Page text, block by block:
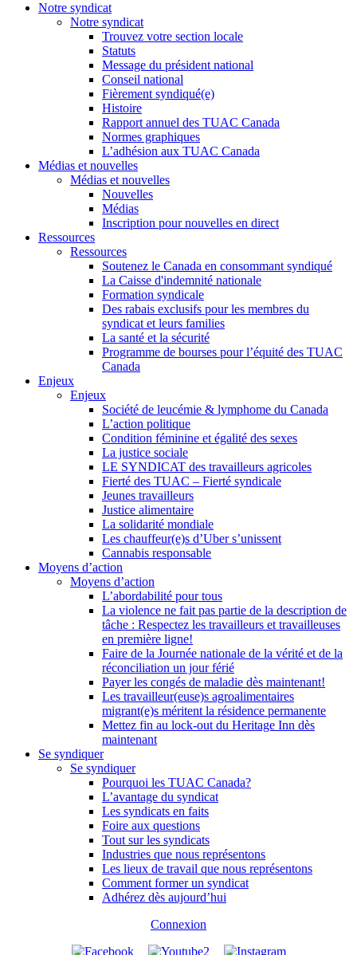
Notre syndicat
Notre syndicat
Trouvez votre section locale
Statuts
Message du président national
Conseil national
Fièrement syndiqué(e)
Histoire
Rapport annuel des TUAC Canada
Normes graphiques
L’adhésion aux TUAC Canada
Médias et nouvelles
Médias et nouvelles
Nouvelles
Médias
Inscription pour nouvelles en direct
Ressources
Ressources
Soutenez le Canada en consommant syndiqué
La Caisse d'indemnité nationale
Formation syndicale
Des rabais exclusifs pour les membres du
syndicat et leurs families
La santé et la sécurité
Programme de bourses pour l’équité des TUAC
Canada
Enjeux
Enjeux
Société de leucémie & lymphome du Canada
L’action politique
Condition féminine et égalité des sexes
La justice sociale
LE SYNDICAT des travailleurs agricoles
Fierté des TUAC – Fierté syndicale
Jeunes travailleurs
Justice alimentaire
La solidarité mondiale
Les chauffeur(e)s d’Uber s’unissent
Cannabis responsable
Moyens d’action
Moyens d’action
L’abordabilité pour tous
La violence ne fait pas partie de la description de
tâche : Respectez les travailleurs et travailleuses
en première ligne!
Faire de la Journée nationale de la vérité et de la
réconciliation un jour férié
Payer les congés de maladie dès maintenant!
Les travailleur(euse)s agroalimentaires
migrant(e)s méritent la résidence permanente
Mettez fin au lock-out du Heritage Inn dès
maintenant
Se syndiquer
Se syndiquer
Pourquoi les TUAC Canada?
L’avantage du syndicat
Les syndicats en faits
Foire aux questions
Tout sur les syndicats
Industries que nous représentons
Les lieux de travail que nous représentons
Comment former un syndicat
Adhérez dès aujourd’hui
Connexion